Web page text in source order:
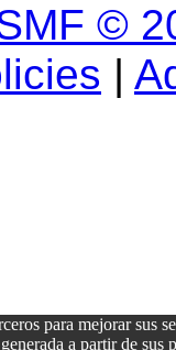
©
|
para mejorar sus
a partir de